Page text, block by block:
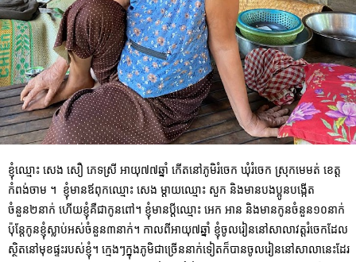
ខ្ញុំឈ្មោះ សេង សឿ ភេទស្រី អាយុ៧៧ឆ្នាំ កើតនៅភូមិរំចេក ឃុំរំចេក ស្រុកមេមត់ ខេត្ត
កំពង់ចាម ។ ខ្ញុំមានឪពុកឈ្មោះ សេង ម្ដាយឈ្មោះ សួក និងមានបងប្អូនបង្កើត
ចំនួន២នាក់ ហើយខ្ញុំគឺជាកូនពៅ។ ខ្ញុំមានប្ដីឈ្មោះ អេក អាន និងមានកូនចំនួន១០នាក់
ប៉ុន្តែកូនខ្ញុំស្លាប់អស់ចំនួន៣នាក់។ កាលពីអាយុ៧ឆ្នាំ ខ្ញុំចូលរៀននៅសាលាវត្តរំចេកដែល
ស្ថិតនៅមុខផ្ទះរបស់ខ្ញុំ។ ក្មេងៗក្នុងភូមិជាច្រើននាក់ទៀតក៏បានចូលរៀននៅសាលានេះដែរ